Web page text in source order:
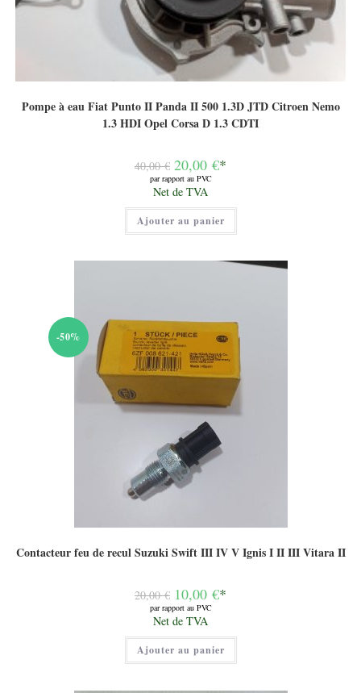
Pompe à eau Fiat Punto II Panda II 500 1.3D JTD Citroen Nemo
1.3 HDI Opel Corsa D 1.3 CDTI
40,00€ Le
prix
initial
était :
40,00 €.
20,00 €*
par rapport au PVC
Le
prix
actuel
est :
20,00 €.
Net de TVA
Ajouter au panier
-50%
Contacteur feu de recul Suzuki Swift III IV V Ignis I II III Vitara II
20,00€ Le
prix
initial
était :
20,00 €.
10,00 €*
par rapport au PVC
Le
prix
actuel
est :
10,00 €.
Net de TVA
Ajouter au panier